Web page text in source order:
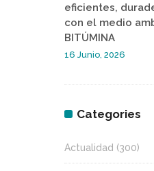
eficientes,
con el medio
BITÚMINA
16 Junio, 2026
Categories
Actualidad (300)